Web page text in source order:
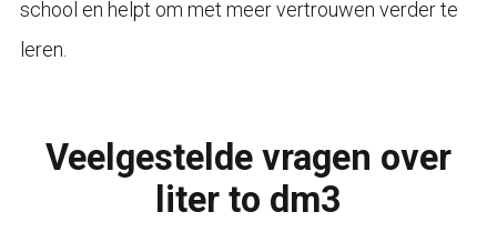
school en helpt om met meer vertrouwen verder te
leren.
Veelgestelde vragen over
liter to dm3